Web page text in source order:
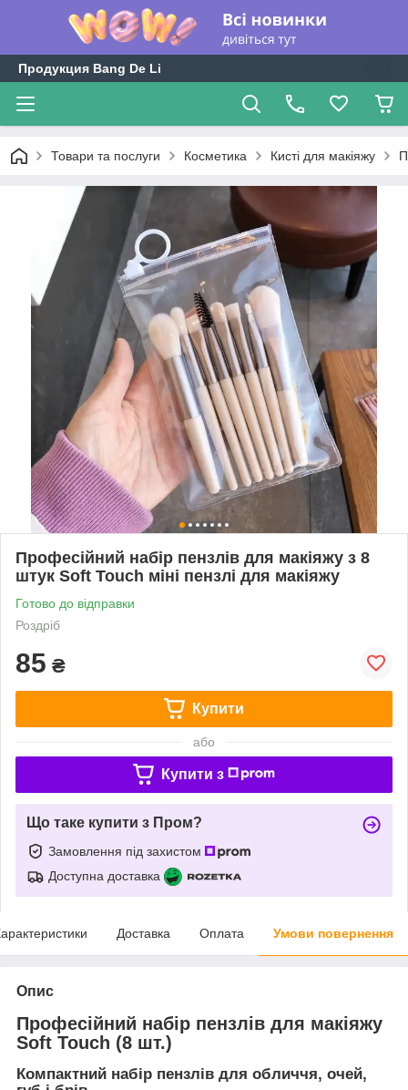
Продукция Bang De Li
Товари та послуги Косметика Кисті для макіяжу
Професійний набір пензлів для макіяжу з 8
штук Soft Touch міні пензлі для макіяжу
Готово до відправки
Роздріб
85 ₴
Купити
або
Купити з
Що таке купити з Пром?
Замовлення під захистом
Доступна доставка
Доставка Оплата Умови повернення
Опис
Професійний набір пензлів для макіяжу
Soft Touch (8 шт.)
Компактний набір пензлів для обличчя, очей,